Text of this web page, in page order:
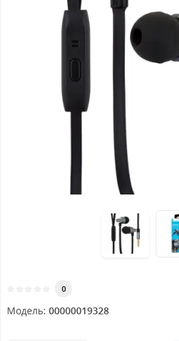
0
Модель: 00000019328